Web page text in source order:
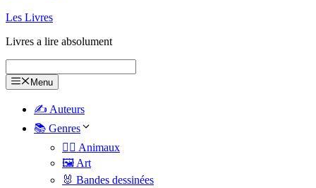
Les Livres
Livres a lire absolument
Menu
✍️ Auteurs
📚 Genres
🐕‍🦺 Animaux
🖼️ Art
🐰 Bandes dessinées